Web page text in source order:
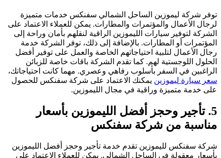
توفر شركة ليموزين الساحل الشمالي سفنكس خدمات متميزة
لرجال الأعمال والمؤتمرات والمطارات. يمكن للعملاء الاعتماد على
الشركة لتوفير سيارات الليموزين الراقية لنقلهم بأمان وراحة إلى
المؤتمرات أو المطارات. بالإضافة إلى ذلك، توفر الشركة خدمة
رجال الأعمال لتلبية احتياجاتهم الخاصة والعمل على توفير أفضل
الحلول اللوجستية لهم. كما تقدم الشركة باقات خاصة للزبائن
الراغبين في السفر بأسلوب رفاهي وعصري. مهما كانت احتياجاتك،
سعر سيارة ليموزين يمكنك الاعتماد على شركة سفنكس للحصول
على خدمة متميزة وراقية في مجال الليموزين.
5. تأجير وحجز أفضل الليموزين بأسعار
مناسبة من شركة سفنكس
شركة سفنكس لليموزين تقدم خدمة تأجير وحجز أفضل الليموزين
بأسعار معقولة في الساحل الشمالي. يمكن للعملاء الاعتماد على